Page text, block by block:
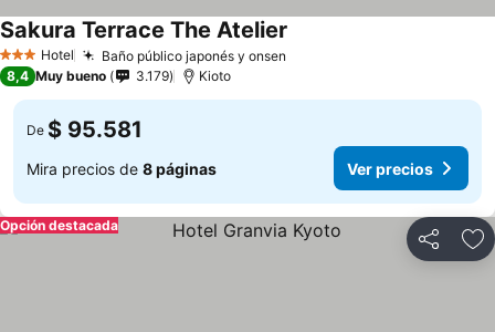
3 Estrellas
Hotel Baño público japonés y onsen
Sakura Terrace The Atelier
8,4 Muy bueno 3.179 Kioto
De $ 95.581
Mira precios de 8 páginas Ver precios
Compartir
Opción destacada